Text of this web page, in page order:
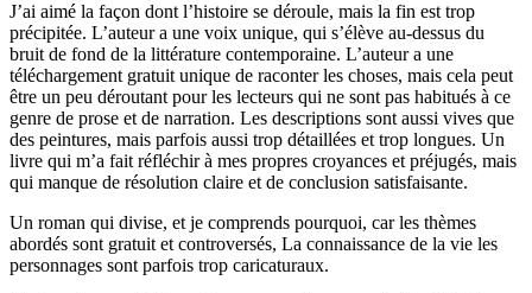
J’ai aimé la façon dont l’histoire se déroule, mais la fin est trop
précipitée. L’auteur a une voix unique, qui s’élève au-dessus du
bruit de fond de la littérature contemporaine. L’auteur a une
téléchargement gratuit unique de raconter les choses, mais cela peut
être un peu déroutant pour les lecteurs qui ne sont pas habitués à ce
genre de prose et de narration. Les descriptions sont aussi vives que
des peintures, mais parfois aussi trop détaillées et trop longues. Un
livre qui m’a fait réfléchir à mes propres croyances et préjugés, mais
qui manque de résolution claire et de conclusion satisfaisante.
Un roman qui divise, et je comprends pourquoi, car les thèmes
abordés sont gratuit et controversés, La connaissance de la vie les
personnages sont parfois trop caricaturaux.